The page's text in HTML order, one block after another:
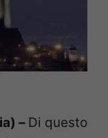
– Di questo